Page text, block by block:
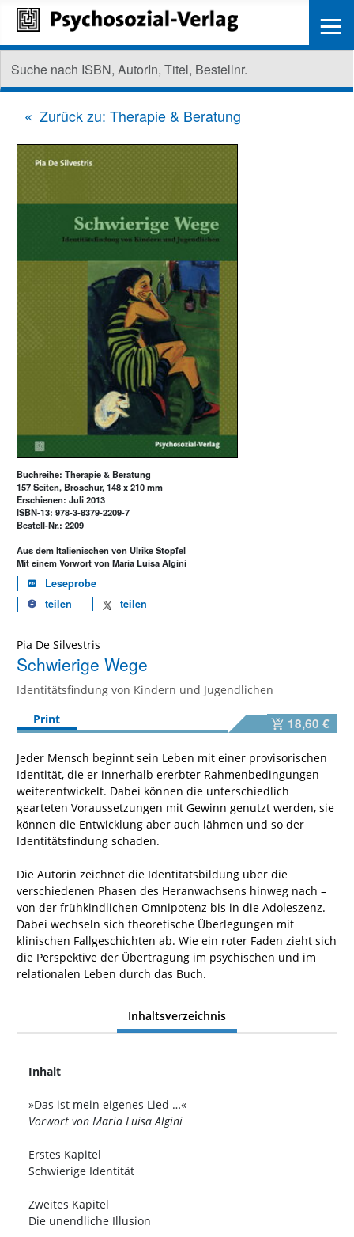
Zurück zu: Therapie & Beratung
Buchreihe: Therapie & Beratung
157 Seiten, Broschur, 148 x 210 mm
Erschienen: Juli 2013
ISBN-13: 978-3-8379-2209-7
Bestell-Nr.: 2209
Aus dem Italienischen von Ulrike Stopfel
Mit einem Vorwort von Maria Luisa Algini
Leseprobe
teilen
teilen
Pia De Silvestris
Schwierige Wege
Identitätsfindung von Kindern und Jugendlichen
Print
18,60 €
Jeder Mensch beginnt sein Leben mit einer provisorischen
Identität, die er innerhalb ererbter Rahmenbedingungen
weiterentwickelt. Dabei können die unterschiedlich
gearteten Voraussetzungen mit Gewinn genutzt werden, sie
können die Entwicklung aber auch lähmen und so der
Identitätsfindung schaden.
Die Autorin zeichnet die Identitätsbildung über die
verschiedenen Phasen des Heranwachsens hinweg nach –
von der frühkindlichen Omnipotenz bis in die Adoleszenz.
Dabei wechseln sich theoretische Überlegungen mit
klinischen Fallgeschichten ab. Wie ein roter Faden zieht sich
die Perspektive der Übertragung im psychischen und im
relationalen Leben durch das Buch.
Inhaltsverzeichnis
Inhalt
»Das ist mein eigenes Lied …«
Vorwort von Maria Luisa Algini
Erstes Kapitel
Schwierige Identität
Zweites Kapitel
Die unendliche Illusion
≡